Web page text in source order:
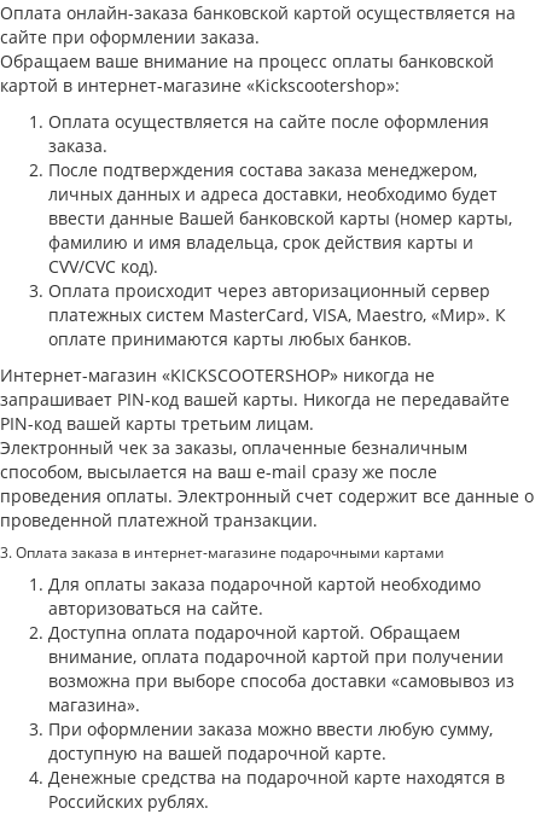
Оплата онлайн-заказа банковской картой осуществляется на
сайте при оформлении заказа.
Обращаем ваше внимание на процесс оплаты банковской
картой в интернет-магазине «Kickscootershop»:
Оплата осуществляется на сайте после оформления
заказа.
После подтверждения состава заказа менеджером,
личных данных и адреса доставки, необходимо будет
ввести данные Вашей банковской карты (номер карты,
фамилию и имя владельца, срок действия карты и
CVV/CVC код).
Оплата происходит через авторизационный сервер
платежных систем MasterCard, VISA, Maestro, «Мир». К
оплате принимаются карты любых банков.
Интернет-магазин «KICKSCOOTERSHOP» никогда не
запрашивает PIN-код вашей карты. Никогда не передавайте
PIN-код вашей карты третьим лицам.
Электронный чек за заказы, оплаченные безналичным
способом, высылается на ваш e-mail сразу же после
проведения оплаты. Электронный счет содержит все данные о
проведенной платежной транзакции.
3. Оплата заказа в интернет-магазине подарочными картами
Для оплаты заказа подарочной картой необходимо
авторизоваться на сайте.
Доступна оплата подарочной картой. Обращаем
внимание, оплата подарочной картой при получении
возможна при выборе способа доставки «самовывоз из
магазина».
При оформлении заказа можно ввести любую сумму,
доступную на вашей подарочной карте.
Денежные средства на подарочной карте находятся в
Российских рублях.